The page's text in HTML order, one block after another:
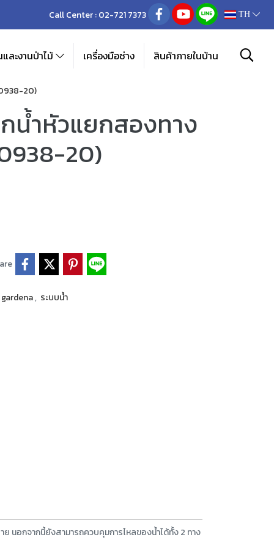
Call Center :02-721 7373 TH
ละงานป่าไม้ เครื่องมือช่าง สินค้าภายในบ้าน
20)
น้ำหัวแยกสองทาง
20)
gardena, ระบบน้ำ
นอกจากนี้ยังสามารถควบคุมการไหลของน้ำได้ทั้ง 2 ทาง